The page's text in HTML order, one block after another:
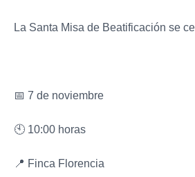
La Santa Misa de Beatificación se
📅 7 de noviembre
🕙 10:00 horas
📍 Finca Florencia